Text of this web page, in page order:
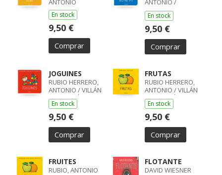
ANTONIO
En stock
9,50 €
Comprar
ANTONIO /
DESCLOT, MIQUEL
En stock
9,50 €
Comprar
JOGUINES
RUBIO HERRERO,
ANTONIO / VILLÁN
SEOANE, ÓSCAR
En stock
9,50 €
Comprar
FRUTAS
RUBIO HERRERO,
ANTONIO / VILLÁN
SEOANE, ÓSCAR
En stock
9,50 €
Comprar
FRUITES
RUBIO, ANTONIO
FLOTANTE
DAVID WIESNER